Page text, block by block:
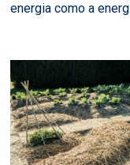
energia como a